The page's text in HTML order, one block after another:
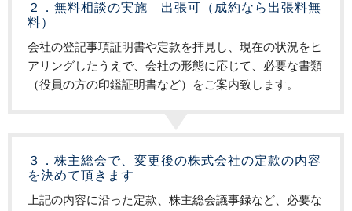
２．無料相談の実施 出張可（成約なら出張料無
料）
会社の登記事項証明書や定款を拝見し、現在の状況をヒ
アリングしたうえで、会社の形態に応じて、必要な書類
（役員の方の印鑑証明書など）をご案内致します。
３．株主総会で、変更後の株式会社の定款の内容
を決めて頂きます
上記の内容に沿った定款、株主総会議事録など、必要な